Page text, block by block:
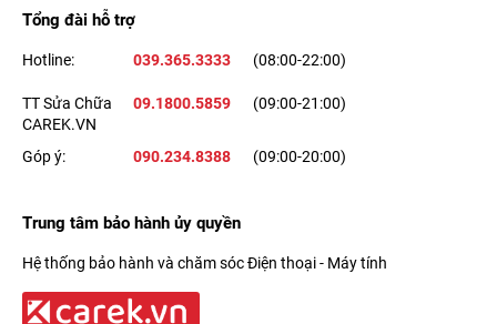
Tổng đài hỗ trợ
Hotline: 039.365.3333 (08:00-22:00)
TT Sửa Chữa
CAREK.VN
09.1800.5859 (09:00-21:00)
Góp ý: 090.234.8388 (09:00-20:00)
Trung tâm bảo hành ủy quyền
Hệ thống bảo hành và chăm sóc Điện thoại - Máy tính